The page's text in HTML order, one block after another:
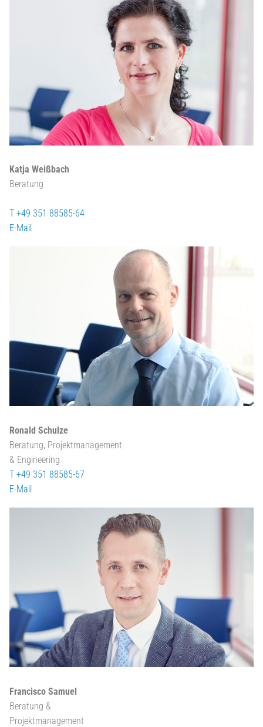
Katja Weißbach
Beratung
T +49 351 88585-64
E-Mail
Ronald Schulze
Beratung, Projektmanagement
& Engineering
T +49 351 88585-67
E-Mail
Francisco Samuel
Beratung &
Projektmanagement